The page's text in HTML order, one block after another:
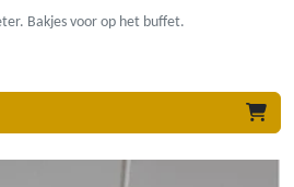
Bakjes voor op het buffet.